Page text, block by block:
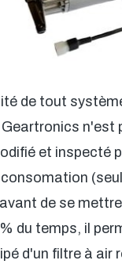
de tout
n'est
et inspecté
de se
du temps, il
d'un filtre à air